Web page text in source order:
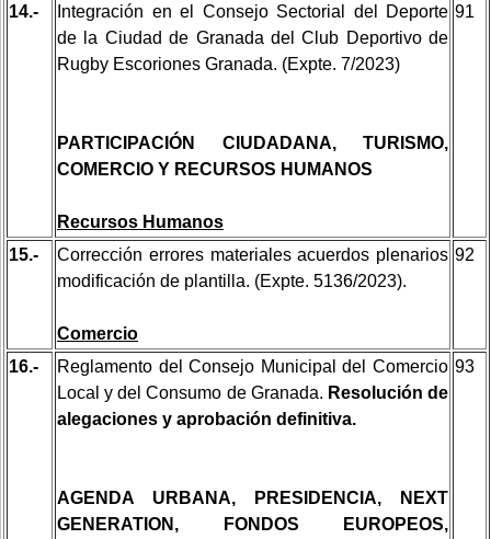
14.-
Integración en el Consejo Sectorial del Deporte
de la Ciudad de Granada del Club Deportivo de
Rugby Escoriones Granada. (Expte. 7/2023)
PARTICIPACIÓN CIUDADANA, TURISMO,
COMERCIO Y RECURSOS HUMANOS
Recursos Humanos
91
15.-
Corrección errores materiales acuerdos plenarios
modificación de plantilla. (Expte. 5136/2023).
Comercio
92
16.-
Reglamento del Consejo Municipal del Comercio
Local y del Consumo de Granada. Resolución de
alegaciones y aprobación definitiva.
AGENDA URBANA, PRESIDENCIA, NEXT
GENERATION, FONDOS EUROPEOS,
93